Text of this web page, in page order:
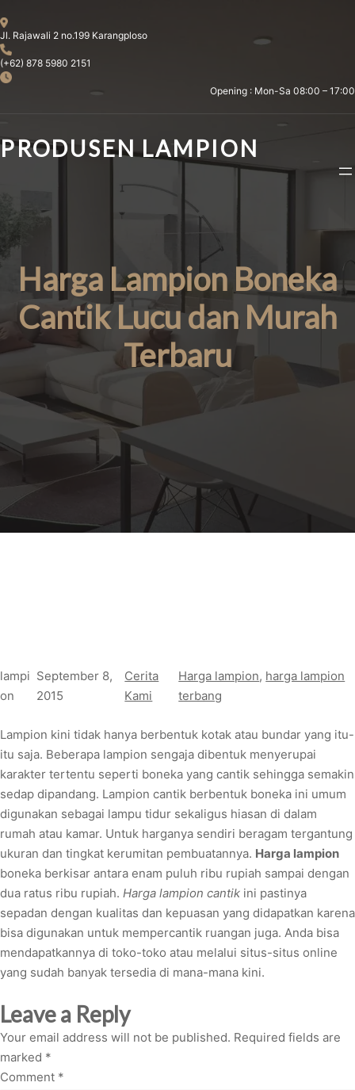
to
content
Jl. Rajawali 2 no.199 Karangploso
(+62) 878 5980 2151
Opening : Mon-Sa 08:00 – 17:00
PRODUSEN LAMPION
Harga Lampion Boneka
Cantik Lucu dan Murah
Terbaru
lampi
on
September 8,
2015
Cerita
Kami
Harga lampion, harga lampion
terbang
Lampion kini tidak hanya berbentuk kotak atau bundar yang itu-
itu saja. Beberapa lampion sengaja dibentuk menyerupai
karakter tertentu seperti boneka yang cantik sehingga semakin
sedap dipandang. Lampion cantik berbentuk boneka ini umum
digunakan sebagai lampu tidur sekaligus hiasan di dalam
rumah atau kamar. Untuk harganya sendiri beragam tergantung
ukuran dan tingkat kerumitan pembuatannya. Harga lampion
boneka berkisar antara enam puluh ribu rupiah sampai dengan
dua ratus ribu rupiah. Harga lampion cantik ini pastinya
sepadan dengan kualitas dan kepuasan yang didapatkan karena
bisa digunakan untuk mempercantik ruangan juga. Anda bisa
mendapatkannya di toko-toko atau melalui situs-situs online
yang sudah banyak tersedia di mana-mana kini.
Leave a Reply
Your email address will not be published. Required fields are
marked *
Comment *